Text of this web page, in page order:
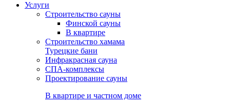
Услуги
Строительство сауны
Финской сауны
В квартире
Строительство хамама
Турецкие бани
Инфракрасная сауна
СПА-комплексы
Проектирование сауны
В квартире и частном доме